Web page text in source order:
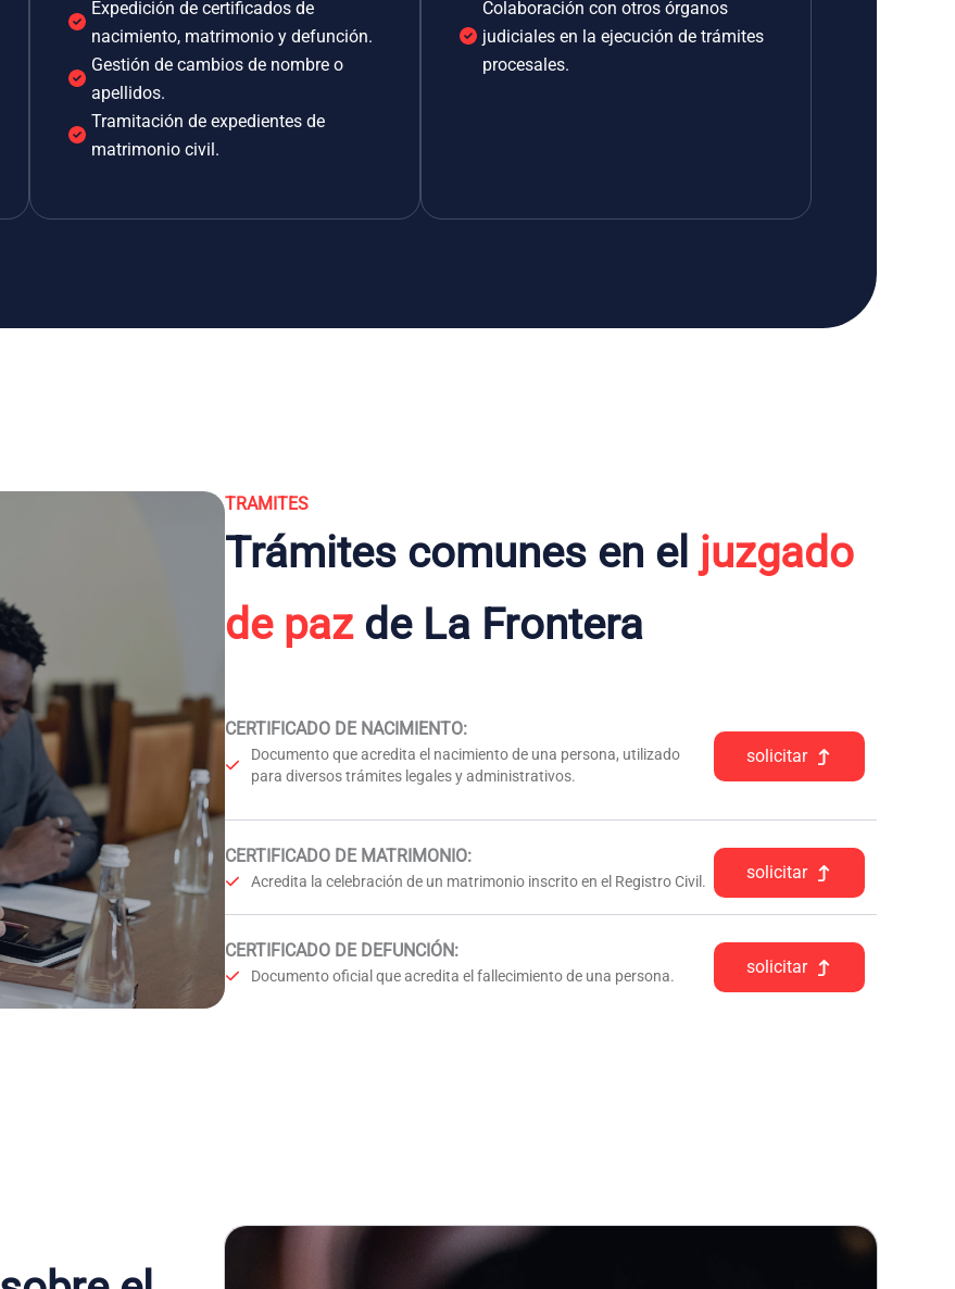
Expedición de certificados de
nacimiento, matrimonio y defunción.
Gestión de cambios de nombre o
apellidos.
Tramitación de expedientes de
matrimonio civil.
Colaboración con otros órganos
judiciales en la ejecución de trámites
procesales.
TRAMITES
Trámites comunes en el juzgado
de pazde La Frontera
CERTIFICADO DE NACIMIENTO:
Documento que acredita el nacimiento de una persona, utilizado
para diversos trámites legales y administrativos.
solicitar
CERTIFICADO DE MATRIMONIO:
Acredita la celebración de un matrimonio inscrito en el Registro Civil. solicitar
CERTIFICADO DE DEFUNCIÓN:
Documento oficial que acredita el fallecimiento de una persona. solicitar